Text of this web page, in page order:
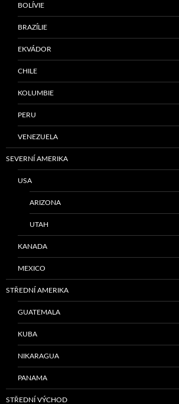
BOLÍVIE
BRAZÍLIE
EKVÁDOR
CHILE
KOLUMBIE
PERU
VENEZUELA
SEVERNÍ AMERIKA
USA
ARIZONA
UTAH
KANADA
MEXICO
STŘEDNÍ AMERIKA
GUATEMALA
KUBA
NIKARAGUA
PANAMA
STŘEDNÍ VÝCHOD